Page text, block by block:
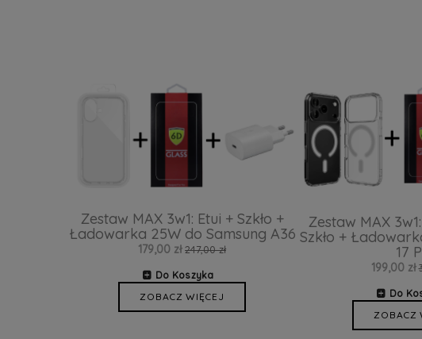
Zestaw MAX 3w1: Etui + Szkło +
Ładowarka 25W do Samsung A36
179,00 zł 247,00 zł
Do Koszyka
ZOBACZ WIĘCEJ
Zestaw MAX
Szkło +
17
199,00 zł
Do
ZOBACZ